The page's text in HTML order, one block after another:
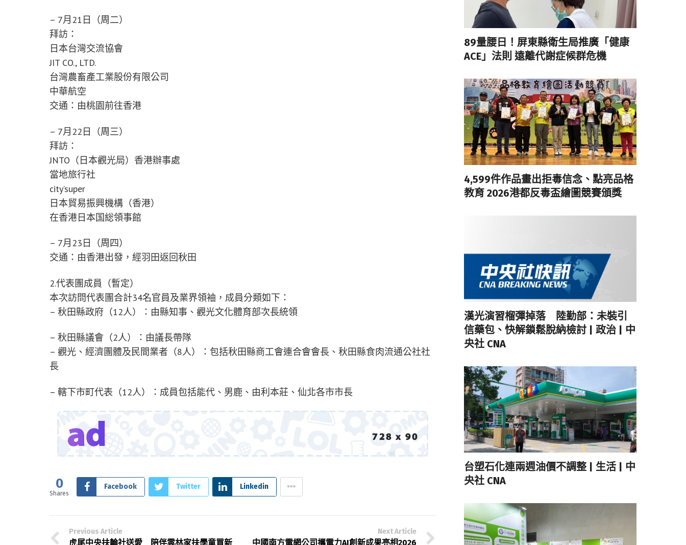
– 7月21日（周二）
拜訪：
日本台灣交流協會
JIT CO., LTD.
台灣農畜產工業股份有限公司
中華航空
交通：由桃園前往香港
– 7月22日（周三）
拜訪：
JNTO（日本觀光局）香港辦事處
當地旅行社
city’super
日本貿易振興機構（香港）
在香港日本国総領事館
– 7月23日（周四）
交通：由香港出發，經羽田返回秋田
2.代表團成員（暫定）
本次訪問代表團合計34名官員及業界領袖，成員分類如下：
– 秋田縣政府（12人）：由縣知事、觀光文化體育部次長統領
– 秋田縣議會（2人）：由議長帶隊
– 觀光、經濟團體及民間業者（8人）：包括秋田縣商工會連合會會長、秋田縣食肉流通公社社
長
– 轄下市町代表（12人）：成員包括能代、男鹿、由利本莊、仙北各市市長
0
Shares
Facebook Twitter Linkedin
Previous Article
虎尾中央扶輪社送愛 陪伴雲林家扶學童買新
Next Article
中國南方電網公司攜電力AI創新成果亮相2026
89量腰日！屏東縣衛生局推廣「健康
ACE」法則 遠離代謝症候群危機
4,599件作品畫出拒毒信念、點亮品格
教育 2026港都反毒盃繪圖競賽頒獎
漢光演習榴彈掉落 陸勤部：未裝引
信藥包、快解鎖鬆脫納檢討 | 政治 | 中
央社 CNA
台塑石化連兩週油價不調整 | 生活 | 中
央社 CNA